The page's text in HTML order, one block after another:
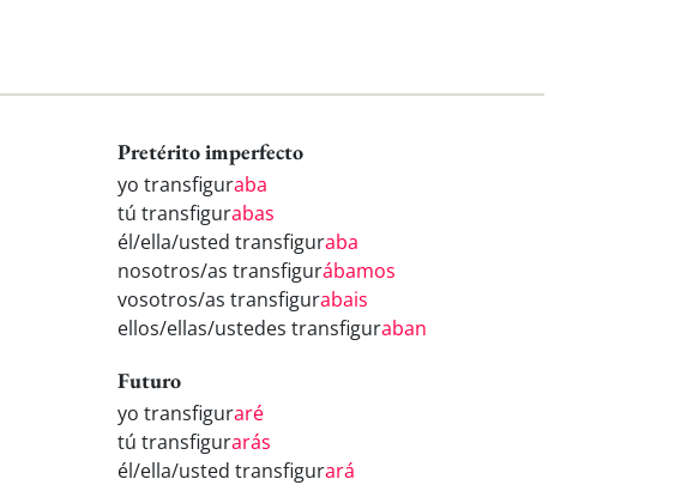
Pretérito imperfecto
yo transfiguraba
tú transfigurabas
él/ella/usted transfiguraba
nosotros/as transfigurábamos
vosotros/as transfigurabais
ellos/ellas/ustedes transfiguraban
Futuro
yo transfiguraré
tú transfigurarás
él/ella/usted transfigurará